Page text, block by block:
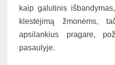
kaip galutinis
klestėjimą žmonėms,
apsilankius pragare,
pasaulyje.